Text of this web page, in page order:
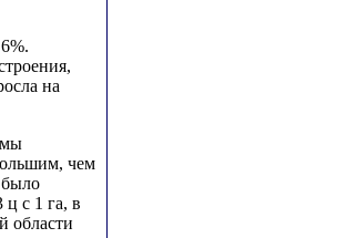
на
чем
было
ц с 1 га, в
области